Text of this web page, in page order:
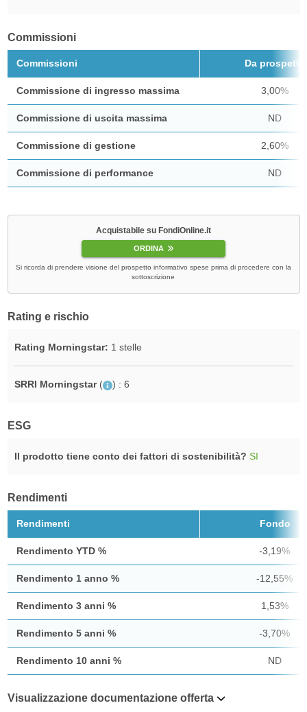
Commissioni
Commissioni Da prospetto
Commissione di ingresso massima 3,00%
Commissione di uscita massima ND
Commissione di gestione 2,60%
Commissione di performance ND
Acquistabile su FondiOnline.it
ORDINA
Si ricorda di prendere visione del prospetto informativo spese prima di procedere con la
sottoscrizione
Rating e rischio
Rating Morningstar: 1 stelle
SRRI Morningstar ( ) : 6
ESG
Il prodotto tiene conto dei fattori di sostenibilità? SI
Rendimenti
Rendimenti Fondo
Rendimento YTD % -3,19%
Rendimento 1 anno % -12,55%
Rendimento 3 anni % 1,53%
Rendimento 5 anni % -3,70%
Rendimento 10 anni % ND
Visualizzazione documentazione offerta